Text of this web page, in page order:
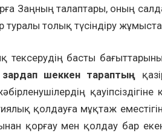
Заңның талаптары, оның
туралы толық түсіндіру
тексерудің басты
зардап шеккен тараптың
қолдауға мұқтаж
қорғау мен қолдау бар